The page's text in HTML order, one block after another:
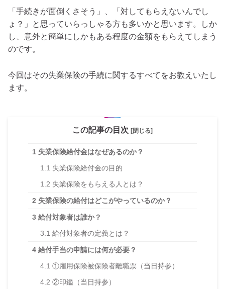
「手続きが面倒くさそう」、「対してもらえないんでし
ょ？」と思っていらっしゃる方も多いかと思います。しか
し、意外と簡単にしかもある程度の金額をもらえてしまう
のです。
今回はその失業保険の手続に関するすべてをお教えいたし
ます。
この記事の目次 [閉じる]
1 失業保険給付金はなぜあるのか？
1.1 失業保険給付金の目的
1.2 失業保険をもらえる人とは？
2 失業保険の給付はどこがやっているのか？
3 給付対象者は誰か？
3.1 給付対象者の定義とは？
4 給付手当の申請には何が必要？
4.1 ①雇用保険被保険者離職票（当日持参）
4.2 ②印鑑（当日持参）